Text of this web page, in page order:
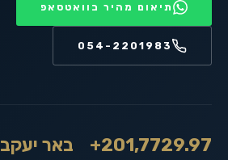
תיאום מהיר בוואטסאפ
054-2201983
9.97
1,772
20+ באר יעקב